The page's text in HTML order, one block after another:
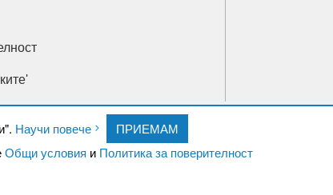
Научи повече
ПРИЕМАМ
Общи условия и Политика за поверителност
Copyright © 2026 Ксениум ООД. Всички права
XeniumCompany.com